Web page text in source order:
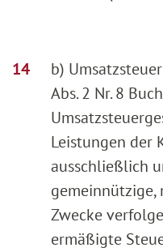
b)
Abs. 2 Nr. 8
Leistungen der
ausschließlich
Zwecke
ermäßigte